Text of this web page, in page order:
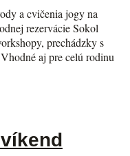
a cvičenia jogy na
rezervácie Sokol
prechádzky s
aj pre celú rodinu